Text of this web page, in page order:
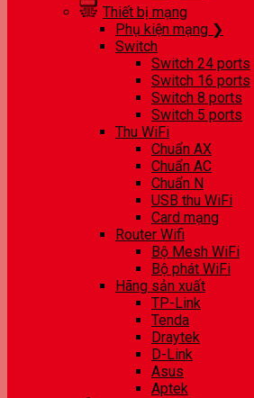
Thiết bị mạng
Phụ kiện mạng ❯
Switch
Switch 24 ports
Switch 16 ports
Switch 8 ports
Switch 5 ports
Thu WiFi
Chuẩn AX
Chuẩn AC
Chuẩn N
USB thu WiFi
Card mạng
Router Wifi
Bộ Mesh WiFi
Bộ phát WiFi
Hãng sản xuất
TP-Link
Tenda
Draytek
D-Link
Asus
Aptek